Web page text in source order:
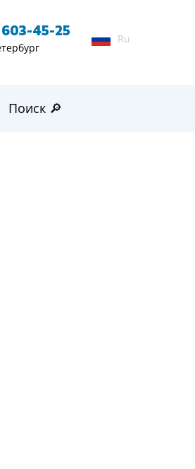
603-45-25
Ru
Поиск 🔎